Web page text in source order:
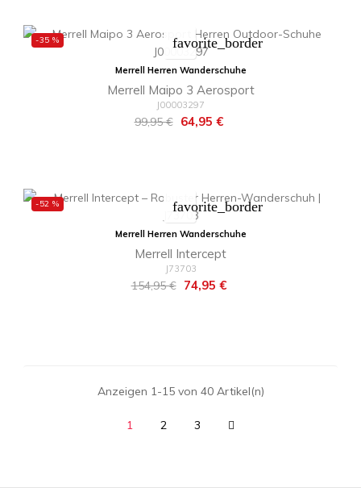
-35 % favorite_border
Merrell Herren Wanderschuhe
Merrell Maipo 3 Aerosport
J00003297
Regulärer
99,95 € Preis
64,95 €
-52 % favorite_border
Merrell Herren Wanderschuhe
Merrell Intercept
J73703
Regulärer
154,95 € Preis
74,95 €
Anzeigen 1-15 von 40 Artikel(n)
1 2 3